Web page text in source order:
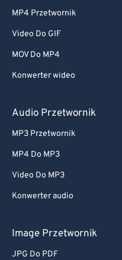
MP4 Przetwornik
Video Do GIF
MOV Do MP4
Konwerter wideo
Audio Przetwornik
MP3 Przetwornik
MP4 Do MP3
Video Do MP3
Konwerter audio
Image Przetwornik
JPG Do PDF